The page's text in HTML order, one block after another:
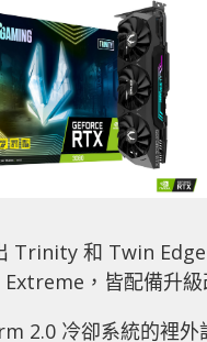
Trinity 和 Twin
，皆配備升級
2.0 冷卻系統的裡